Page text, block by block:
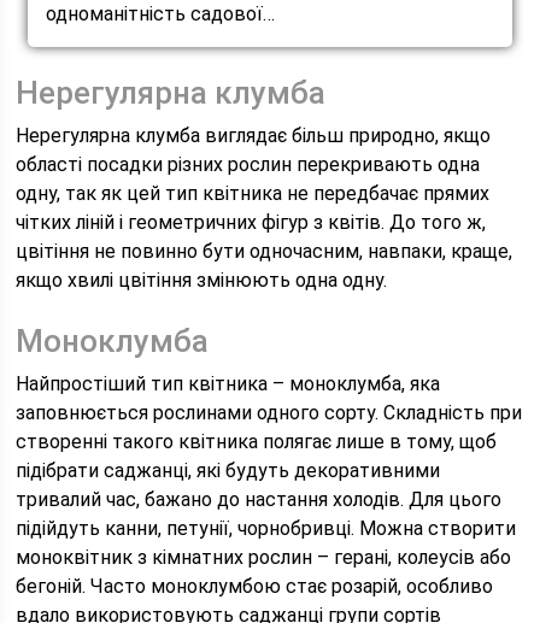
одноманітність садової…
Нерегулярна клумба
Нерегулярна клумба виглядає більш природно, якщо
області посадки різних рослин перекривають одна
одну, так як цей тип квітника не передбачає прямих
чітких ліній і геометричних фігур з квітів. До того ж,
цвітіння не повинно бути одночасним, навпаки, краще,
якщо хвилі цвітіння змінюють одна одну.
Моноклумба
Найпростіший тип квітника – моноклумба, яка
заповнюється рослинами одного сорту. Складність при
створенні такого квітника полягає лише в тому, щоб
підібрати саджанці, які будуть декоративними
тривалий час, бажано до настання холодів. Для цього
підійдуть канни, петунії, чорнобривці. Можна створити
моноквітник з кімнатних рослин – герані, колеусів або
бегоній. Часто моноклумбою стає розарій, особливо
вдало використовують саджанці групи сортів